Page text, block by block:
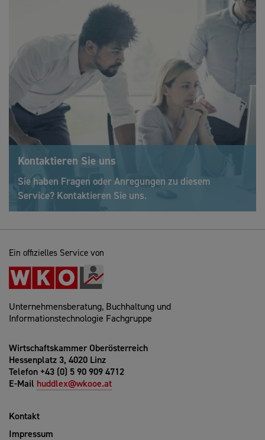
Kontaktieren Sie uns
Sie haben Fragen oder Anregungen zu diesem
Service? Kontaktieren Sie uns.
Ein offizielles Service von
Unternehmensberatung, Buchhaltung und
Informationstechnologie Fachgruppe
Wirtschaftskammer Oberösterreich
Hessenplatz 3, 4020 Linz
Telefon +43 (0) 5 90 909 4712
E-Mail huddlex@wkooe.at
Kontakt
Impressum